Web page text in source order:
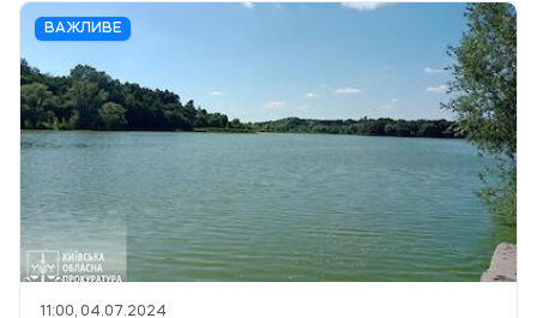
ВАЖЛИВЕ
11:00, 04.07.2024